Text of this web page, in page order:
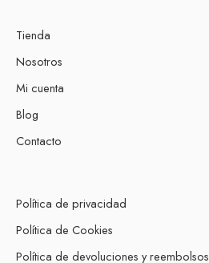
Tienda
Nosotros
Mi cuenta
Blog
Contacto
Política de privacidad
Política de Cookies
Política de devoluciones y reembolsos